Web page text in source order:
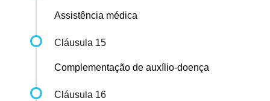
Assistência médica
Cláusula 15
Complementação de auxílio-doença
Cláusula 16